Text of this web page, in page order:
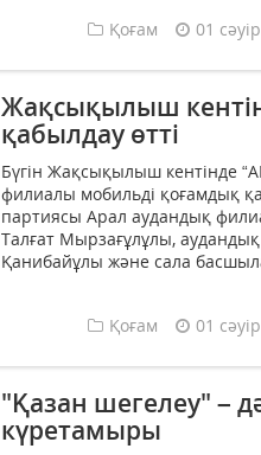
Қоғам 01
Жақсықылыш
қабылдау өтті
Бүгін Жақсықылыш кентінде
филиалы мобильді қоғамдық
партиясы Арал аудандық
Талғат Мырзағұлұлы,
Қанибайұлы және сала
Қоғам 01
"Қазан шегелеу" –
күретамыры